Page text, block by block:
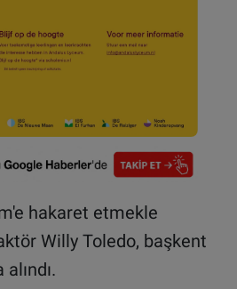
hakaret etmekle
Willy Toledo, başkent